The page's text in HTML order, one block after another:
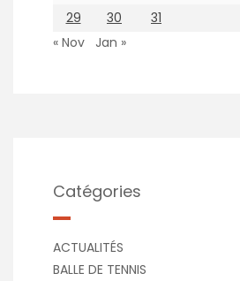
29
30
31
« Nov
Jan »
Catégories
ACTUALITÉS
BALLE DE TENNIS